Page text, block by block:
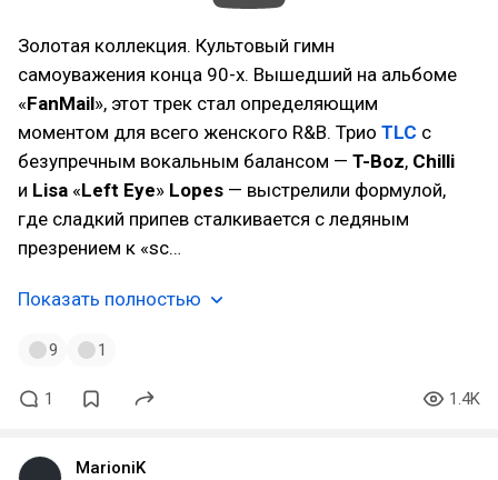
Золотая коллекция. Культовый гимн
самоуважения конца 90-х. Вышедший на альбоме
«FanMail», этот трек стал определяющим
моментом для всего женского R&B. Трио TLC с
безупречным вокальным балансом — T-Boz, Chilli
и Lisa «Left Eye» Lopes — выстрелили формулой,
где сладкий припев сталкивается с ледяным
презрением к «sc…
Показать полностью
9 1
1 1.4K
MarioniK